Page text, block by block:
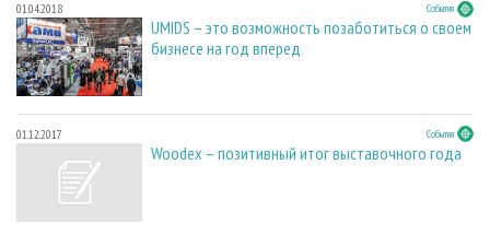
01.04.2018 События
UMIDS – это возможность позаботиться о своем
бизнесе на год вперед
01.12.2017 События
Woodex – позитивный итог выставочного года